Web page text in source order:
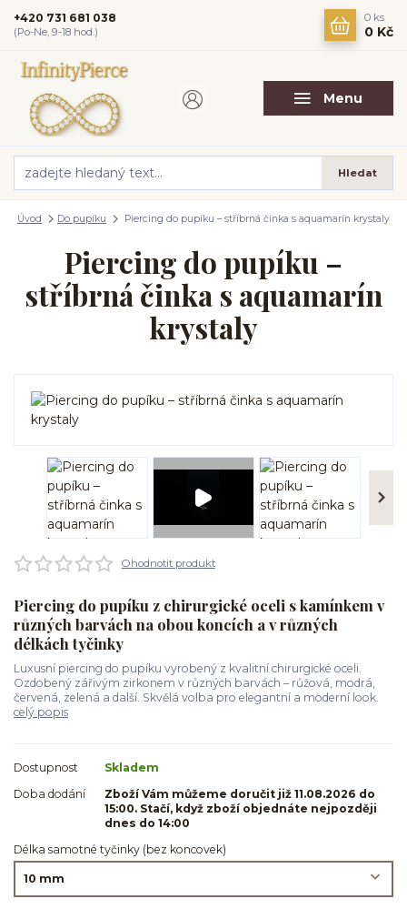
Menu
Hledat
+420 731 681 038
(Po-Ne, 9-18 hod.)
0 ks
0 Kč
Úvod Do pupíku Piercing do pupíku – stříbrná činka s aquamarín krystaly
Piercing do pupíku –
stříbrná činka s aquamarín
krystaly
Ohodnotit produkt
Piercing do pupíku z chirurgické oceli s kamínkem v
různých barvách na obou koncích a v různých
délkách tyčinky
Luxusní piercing do pupíku vyrobený z kvalitní chirurgické oceli.
Ozdobený zářivým zirkonem v různých barvách – růžová, modrá,
červená, zelená a další. Skvělá volba pro elegantní a moderní look.
celý popis
Dostupnost
Skladem
Doba dodání
Zboží Vám můžeme doručit již 11.08.2026 do
15:00. Stačí, když zboží objednáte nejpozději
dnes do 14:00
Délka samotné tyčinky (bez koncovek)